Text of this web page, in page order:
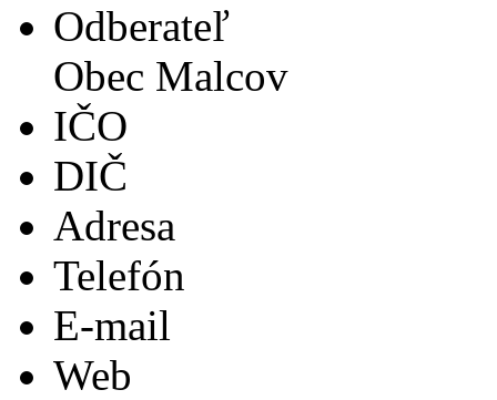
Odberateľ
Obec Malcov
IČO
DIČ
Adresa
Telefón
E-mail
Web